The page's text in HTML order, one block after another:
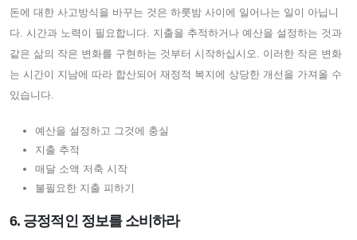
돈에 대한 사고방식을 바꾸는 것은 하룻밤 사이에 일어나는 일이 아닙니
다. 시간과 노력이 필요합니다. 지출을 추적하거나 예산을 설정하는 것과
같은 삶의 작은 변화를 구현하는 것부터 시작하십시오. 이러한 작은 변화
는 시간이 지남에 따라 합산되어 재정적 복지에 상당한 개선을 가져올 수
있습니다.
예산을 설정하고 그것에 충실
지출 추적
매달 소액 저축 시작
불필요한 지출 피하기
6. 긍정적인 정보를 소비하라